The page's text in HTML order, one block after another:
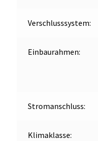
Verschlusssystem:
Einbaurahmen:
Stromanschluss:
Klimaklasse: